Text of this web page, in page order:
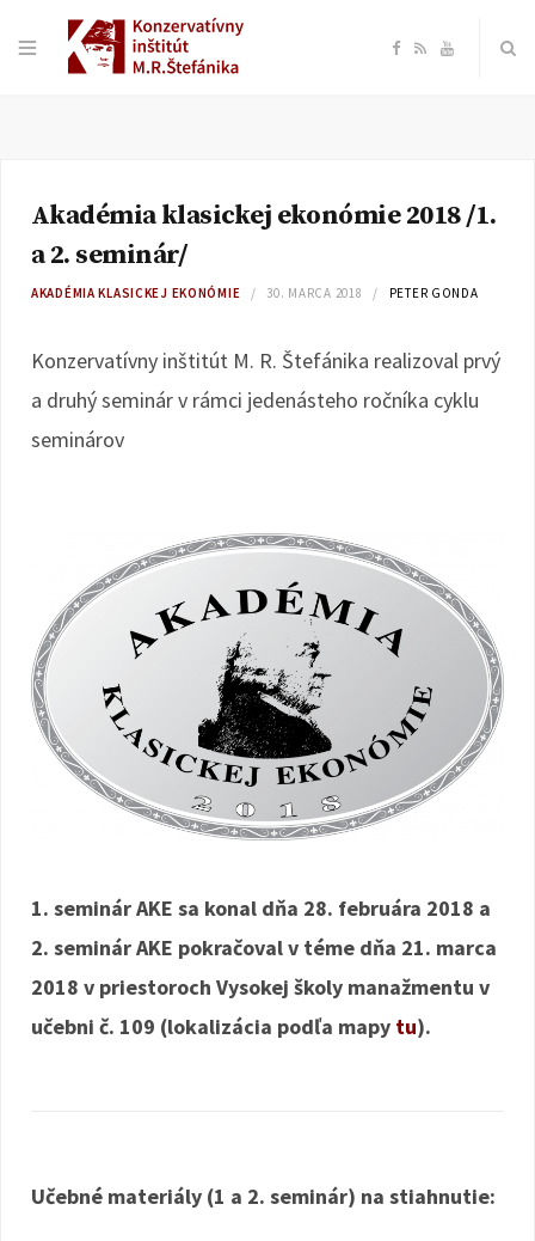
F
e
b
o
R Y
T
u
e
Akadémia klasickej ekonómie 2018 /1.
a 2. seminár/
AKADÉMIA KLASICKEJ EKONÓMIE 30. MARCA 2018 PETER GONDA
Konzervatívny inštitút M. R. Štefánika realizoval prvý
a druhý seminár v rámci jedenásteho ročníka cyklu
seminárov
1. seminár AKE sa konal dňa 28. februára 2018 a
2. seminár AKE pokračoval v téme dňa 21. marca
2018 v priestoroch Vysokej školy manažmentu v
učebni č. 109 (lokalizácia podľa mapy tu).
Učebné materiály (1 a 2. seminár) na stiahnutie: